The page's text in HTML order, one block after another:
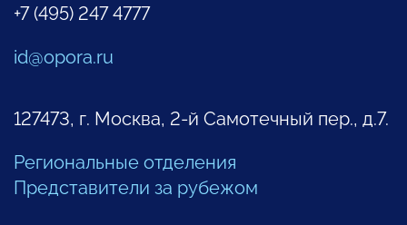
+7 (495) 247 4777
id@opora.ru
127473, г. Москва, 2-й Самотечный пер., д.7.
Региональные отделения
Представители за рубежом